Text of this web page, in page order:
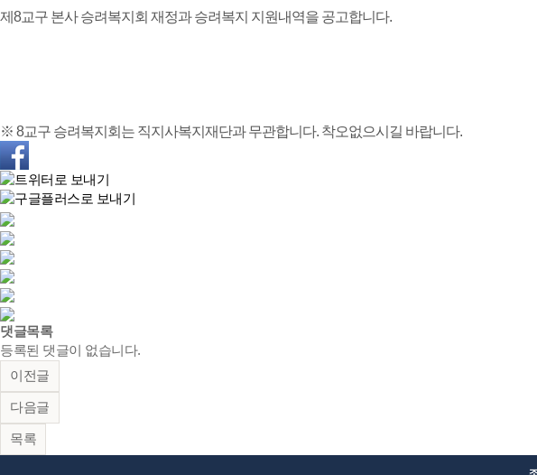
제8교구 본사 승려복지회 재정과 승려복지 지원내역을 공고합니다.
※ 8교구 승려복지회는 직지사복지재단과 무관합니다. 착오없으시길 바랍니다.
댓글목록
등록된 댓글이 없습니다.
이전글
다음글
목록